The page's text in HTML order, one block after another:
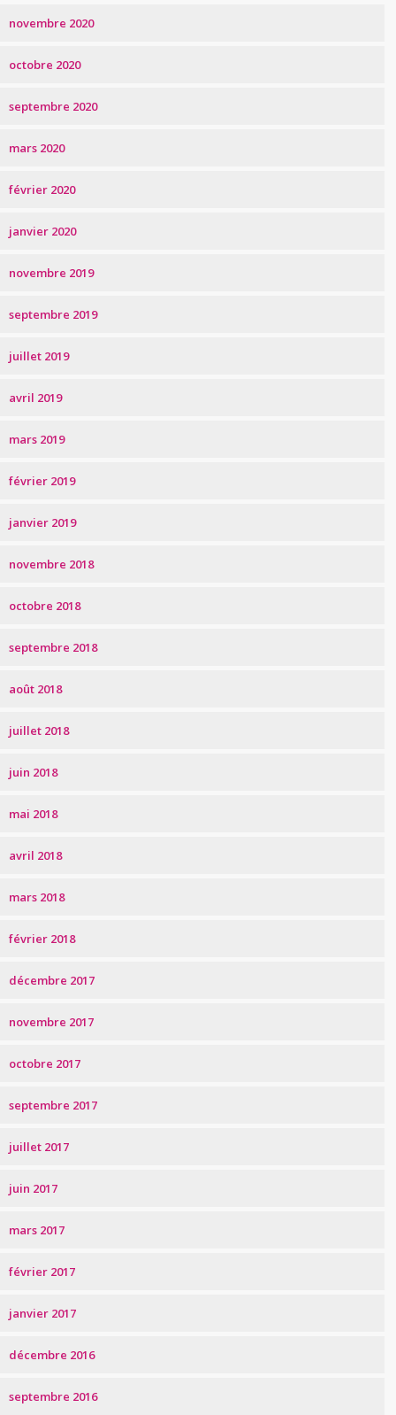
novembre 2020
octobre 2020
septembre 2020
mars 2020
février 2020
janvier 2020
novembre 2019
septembre 2019
juillet 2019
avril 2019
mars 2019
février 2019
janvier 2019
novembre 2018
octobre 2018
septembre 2018
août 2018
juillet 2018
juin 2018
mai 2018
avril 2018
mars 2018
février 2018
décembre 2017
novembre 2017
octobre 2017
septembre 2017
juillet 2017
juin 2017
mars 2017
février 2017
janvier 2017
décembre 2016
septembre 2016